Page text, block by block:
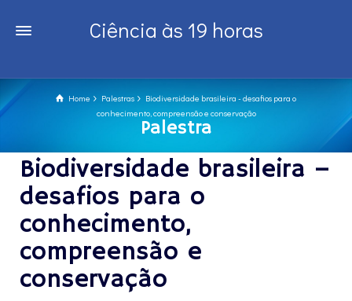
Ciência às 19 horas
Home Palestras
Biodiversidade brasileira - desafios para o
conhecimento, compreensão e conservação
Palestra
Biodiversidade brasileira –
desafios para o
conhecimento,
compreensão e
conservação